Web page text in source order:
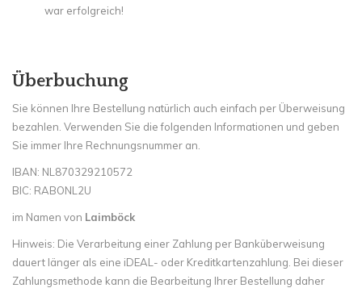
war erfolgreich!
Überbuchung
Sie können Ihre Bestellung natürlich auch einfach per Überweisung
bezahlen. Verwenden Sie die folgenden Informationen und geben
Sie immer Ihre Rechnungsnummer an.
IBAN: NL870329210572
BIC: RABONL2U
im Namen von Laimböck
Hinweis: Die Verarbeitung einer Zahlung per Banküberweisung
dauert länger als eine iDEAL- oder Kreditkartenzahlung. Bei dieser
Zahlungsmethode kann die Bearbeitung Ihrer Bestellung daher